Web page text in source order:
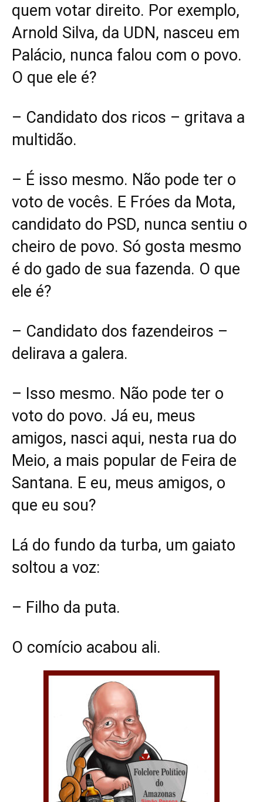
quem votar direito. Por exemplo,
Arnold Silva, da UDN, nasceu em
Palácio, nunca falou com o povo.
O que ele é?
– Candidato dos ricos – gritava a
multidão.
– É isso mesmo. Não pode ter o
voto de vocês. E Fróes da Mota,
candidato do PSD, nunca sentiu o
cheiro de povo. Só gosta mesmo
é do gado de sua fazenda. O que
ele é?
– Candidato dos fazendeiros –
delirava a galera.
– Isso mesmo. Não pode ter o
voto do povo. Já eu, meus
amigos, nasci aqui, nesta rua do
Meio, a mais popular de Feira de
Santana. E eu, meus amigos, o
que eu sou?
Lá do fundo da turba, um gaiato
soltou a voz:
– Filho da puta.
O comício acabou ali.